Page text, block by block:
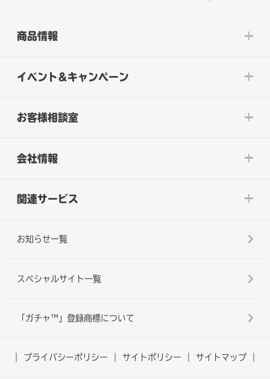
商品情報
イベント&キャンペーン
お客様相談室
会社情報
関連サービス
お知らせ一覧
スペシャルサイト一覧
「ガチャ™」登録商標について
プライバシーポリシー サイトポリシー サイトマップ